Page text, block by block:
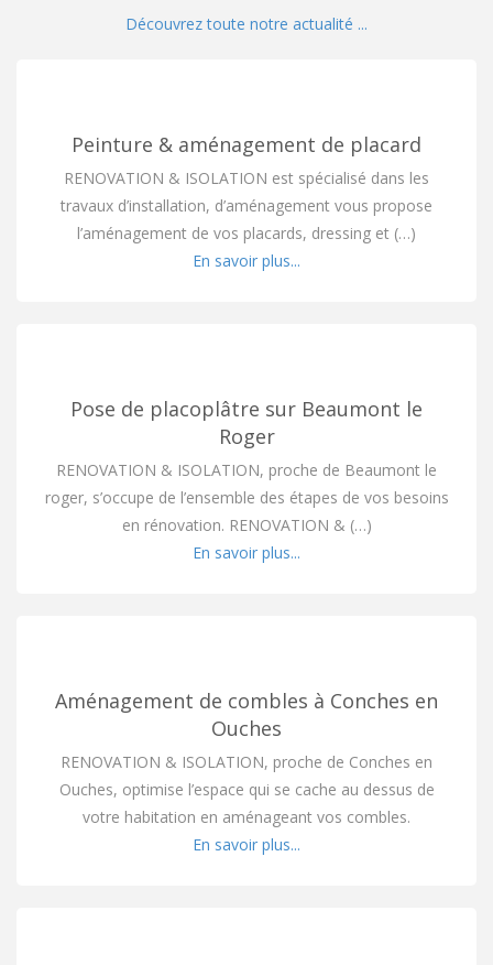
Découvrez toute notre actualité ...
Peinture & aménagement de placard
RENOVATION & ISOLATION est spécialisé dans les
travaux d’installation, d’aménagement vous propose
l’aménagement de vos placards, dressing et (…)
En savoir plus...
Pose de placoplâtre sur Beaumont le
Roger
RENOVATION & ISOLATION, proche de Beaumont le
roger, s’occupe de l’ensemble des étapes de vos besoins
en rénovation. RENOVATION & (…)
En savoir plus...
Aménagement de combles à Conches en
Ouches
RENOVATION & ISOLATION, proche de Conches en
Ouches, optimise l’espace qui se cache au dessus de
votre habitation en aménageant vos combles.
En savoir plus...